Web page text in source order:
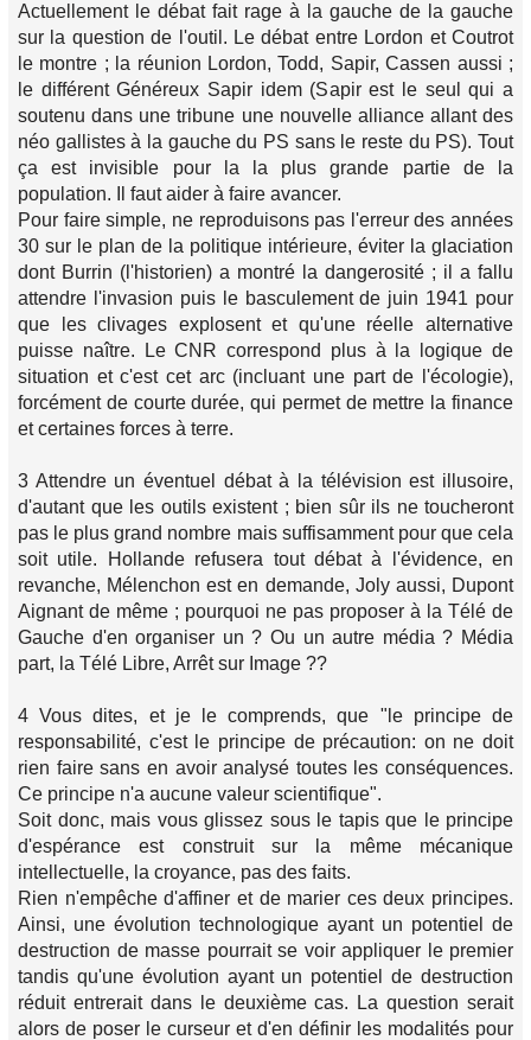
Actuellement le débat fait rage à la gauche de la gauche
sur la question de l'outil. Le débat entre Lordon et Coutrot
le montre ; la réunion Lordon, Todd, Sapir, Cassen aussi ;
le différent Généreux Sapir idem (Sapir est le seul qui a
soutenu dans une tribune une nouvelle alliance allant des
néo gallistes à la gauche du PS sans le reste du PS). Tout
ça est invisible pour la la plus grande partie de la
population. Il faut aider à faire avancer.
Pour faire simple, ne reproduisons pas l'erreur des années
30 sur le plan de la politique intérieure, éviter la glaciation
dont Burrin (l'historien) a montré la dangerosité ; il a fallu
attendre l'invasion puis le basculement de juin 1941 pour
que les clivages explosent et qu'une réelle alternative
puisse naître. Le CNR correspond plus à la logique de
situation et c'est cet arc (incluant une part de l'écologie),
forcément de courte durée, qui permet de mettre la finance
et certaines forces à terre.
3 Attendre un éventuel débat à la télévision est illusoire,
d'autant que les outils existent ; bien sûr ils ne toucheront
pas le plus grand nombre mais suffisamment pour que cela
soit utile. Hollande refusera tout débat à l'évidence, en
revanche, Mélenchon est en demande, Joly aussi, Dupont
Aignant de même ; pourquoi ne pas proposer à la Télé de
Gauche d'en organiser un ? Ou un autre média ? Média
part, la Télé Libre, Arrêt sur Image ??
4 Vous dites, et je le comprends, que "le principe de
responsabilité, c'est le principe de précaution: on ne doit
rien faire sans en avoir analysé toutes les conséquences.
Ce principe n'a aucune valeur scientifique".
Soit donc, mais vous glissez sous le tapis que le principe
d'espérance est construit sur la même mécanique
intellectuelle, la croyance, pas des faits.
Rien n'empêche d'affiner et de marier ces deux principes.
Ainsi, une évolution technologique ayant un potentiel de
destruction de masse pourrait se voir appliquer le premier
tandis qu'une évolution ayant un potentiel de destruction
réduit entrerait dans le deuxième cas. La question serait
alors de poser le curseur et d'en définir les modalités pour